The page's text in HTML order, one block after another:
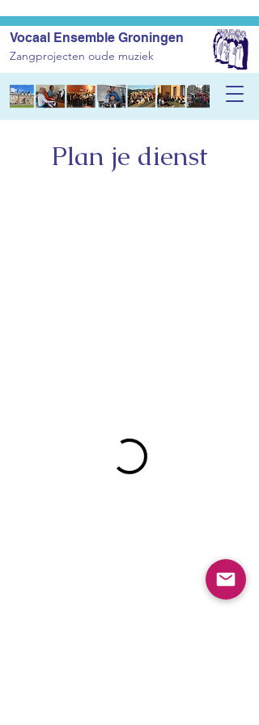
Vocaal Ensemble Groningen
Zangprojecten oude muziek
Plan je dienst